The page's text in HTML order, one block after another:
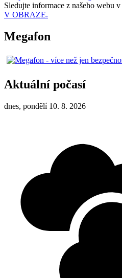
Sledujte informace z našeho webu v
V OBRAZE.
Megafon
Aktuální počasí
dnes, pondělí 10. 8. 2026